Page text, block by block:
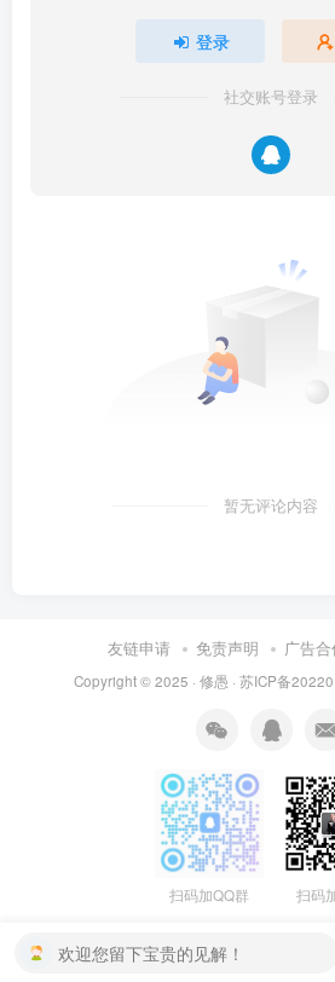
登录
社交账号登录
暂无评论内容
友链申请 免责声明 广告合
Copyright © 2025 · 修愚 · 苏ICP备
扫码加QQ群 扫码
欢迎您留下宝贵的见解！